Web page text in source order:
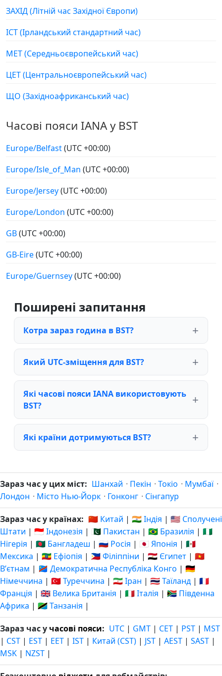
ЗАХІД (Літній час Західної Європи)
ІСТ (Ірландський стандартний час)
МЕТ (Середньоєвропейський час)
ЦЕТ (Центральноєвропейський час)
ЩО (Західноафриканський час)
Часові пояси IANA у BST
Europe/Belfast(UTC +00:00)
Europe/Isle_of_Man (UTC +00:00)
Europe/Jersey(UTC +00:00)
Europe/London (UTC +00:00)
GB(UTC +00:00)
GB-Eire(UTC +00:00)
Europe/Guernsey(UTC +00:00)
Поширені запитання
Котра зараз година в BST?
Який UTC-зміщення для BST?
Які часові пояси IANA використовують
BST?
Які країни дотримуються BST?
Зараз час у цих міст: Шанхай · Пекін · Токіо · Мумбаї ·
Лондон · Місто Нью-Йорк · Гонконг · Сінгапур
Зараз час у країнах: 🇨🇳 Китай | 🇮🇳 Індія | 🇺🇸 Сполучені
Штати | 🇮🇩 Індонезія | 🇵🇰 Пакистан | 🇧🇷 Бразилія | 🇳🇬
Нігерія | 🇧🇩 Бангладеш | 🇷🇺 Росія | 🇯🇵 Японія | 🇲🇽
Мексика | 🇪🇹 Ефіопія | 🇵🇭 Філіппіни | 🇪🇬 Єгипет | 🇻🇳
Вʼєтнам | 🇨🇩 Демократична Республіка Конго | 🇩🇪
Німеччина | 🇹🇷 Туреччина | 🇮🇷 Іран | 🇹🇭 Таїланд | 🇫🇷
Франція | 🇬🇧 Велика Британія | 🇮🇹 Італія | 🇿🇦 Південна
Африка | 🇹🇿 Танзанія |
Зараз час у часові пояси: UTC | GMT | CET | PST | MST
| CST | EST | EET | IST | Китай (CST) | JST | AEST | SAST |
MSK | NZST |